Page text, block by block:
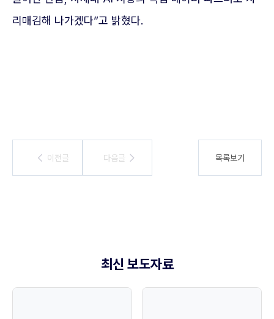
리매김해 나가겠다”고 밝혔다.
이전글
이전글 다음글
다음글 목록보기
최신 보도자료